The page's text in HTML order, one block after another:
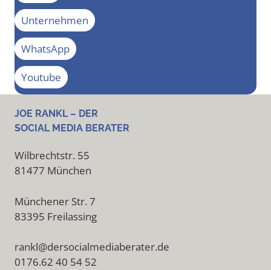
Unternehmen
WhatsApp
Youtube
JOE RANKL – DER
SOCIAL MEDIA BERATER
Wilbrechtstr. 55
81477 München
Münchener Str. 7
83395 Freilassing
rankl@dersocialmediaberater.de
0176.62 40 54 52